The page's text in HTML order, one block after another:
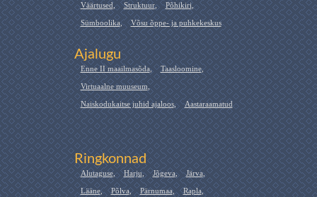
Väärtused, Struktuur, Põhikiri,
Sümboolika, Võsu õppe- ja puhkekeskus
Ajalugu
Enne II maailmasõda, Taasloomine,
Virtuaalne muuseum,
Naiskodukaitse juhid ajaloos, Aastaraamatud
Ringkonnad
Alutaguse, Harju, Jõgeva, Järva,
Lääne, Põlva, Pärnumaa, Rapla,